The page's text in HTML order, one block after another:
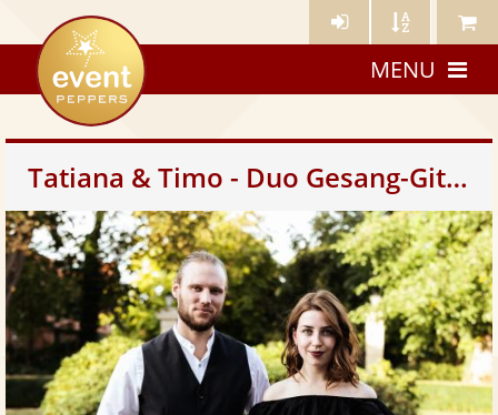
Künstler- Künstler Meine
eventpeppers
MENU
Tatiana & Timo - Duo Gesang-Gitarre